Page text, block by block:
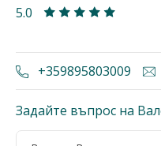
5.0
+359895803009
Задайте въпрос на